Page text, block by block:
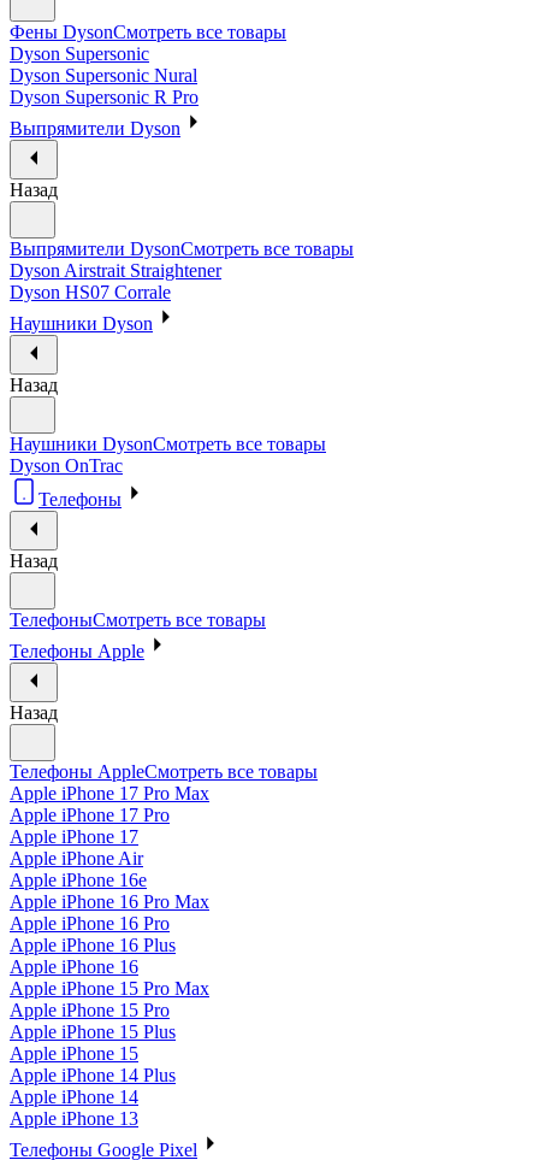
Фены DysonСмотреть все товары
Dyson Supersonic
Dyson Supersonic Nural
Dyson Supersonic R Pro
Выпрямители Dyson
Назад
Выпрямители DysonСмотреть все товары
Dyson Airstrait Straightener
Dyson HS07 Corrale
Наушники Dyson
Назад
Наушники DysonСмотреть все товары
Dyson OnTrac
Телефоны
Назад
ТелефоныСмотреть все товары
Телефоны Apple
Назад
Телефоны AppleСмотреть все товары
Apple iPhone 17 Pro Max
Apple iPhone 17 Pro
Apple iPhone 17
Apple iPhone Air
Apple iPhone 16e
Apple iPhone 16 Pro Max
Apple iPhone 16 Pro
Apple iPhone 16 Plus
Apple iPhone 16
Apple iPhone 15 Pro Max
Apple iPhone 15 Pro
Apple iPhone 15 Plus
Apple iPhone 15
Apple iPhone 14 Plus
Apple iPhone 14
Apple iPhone 13
Телефоны Google Pixel